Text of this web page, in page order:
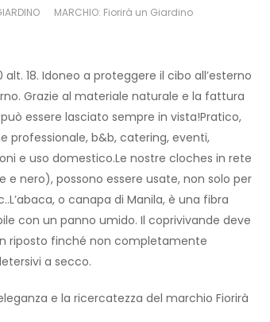
MARCHIO: Fiorirà un Giardino
18. Idoneo a proteggere il cibo all’esterno
Grazie al materiale naturale e la fattura
essere lasciato sempre in vista!Pratico,
professionale, b&b, catering, eventi,
e uso domestico.Le nostre cloches in rete
e nero), possono essere usate, non solo per
o canapa di Manila, è una fibra
con un panno umido. Il coprivivande deve
riposto finché non completamente
a secco.
e la ricercatezza del marchio Fiorirà